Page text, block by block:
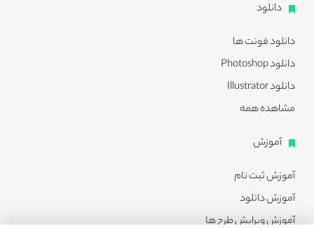
دانلود
دانلود فونت ها
دانلود Photoshop
دانلود Illustrator
مشاهده همه
آموزش
آموزش ثبت نام
آموزش دانلود
آموزش ویرایش طرح ها